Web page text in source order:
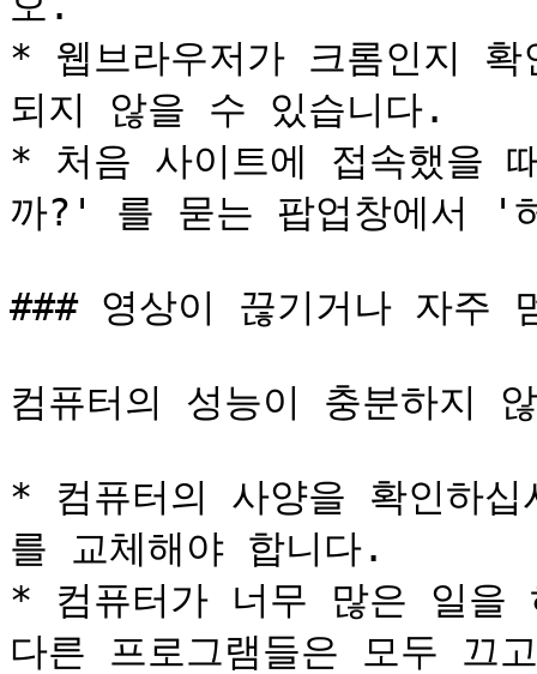
* 웹브라우저가 크롬인지
되지 않을 수 있습니다.
* 처음 사이트에 접속했을
까?' 를 묻는 팝업창에서 '
### 영상이 끊기거나 자주
컴퓨터의 성능이 충분하지
* 컴퓨터의 사양을 확인하
를 교체해야 합니다.
* 컴퓨터가 너무 많은 일을
다른 프로그램들은 모두 끄